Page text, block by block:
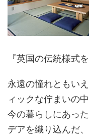
『英国の伝統様式
永遠の憧れともい
ィックな佇まいの中
今の暮らしにあっ
デアを織り込んだ